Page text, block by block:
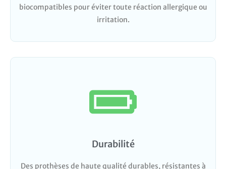
biocompatibles pour éviter toute réaction allergique ou
irritation.
Durabilité
Des prothèses de haute qualité durables, résistantes à